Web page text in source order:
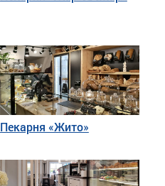
Пекарня «Жито»